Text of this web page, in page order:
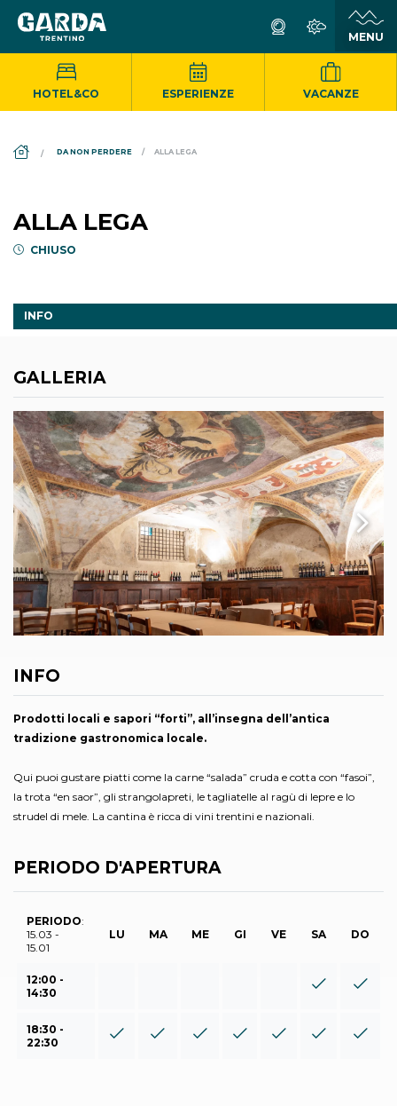
HOTEL&CO ESPERIENZE VACANZE
DA NON PERDERE ALLA LEGA
ALLA LEGA
CHIUSO
INFO
GALLERIA
INFO
Prodotti locali e sapori “forti”, all’insegna dell’antica
tradizione gastronomica locale.
Qui puoi gustare piatti come la carne “salada” cruda e cotta con “fasoi”,
la trota “en saor”, gli strangolapreti, le tagliatelle al ragù di lepre e lo
strudel di mele. La cantina è ricca di vini trentini e nazionali.
PERIODO D'APERTURA
PERIODO:
15.03 -
15.01
LU MA ME GI VE SA DO
12:00 -
14:30
18:30 -
22:30